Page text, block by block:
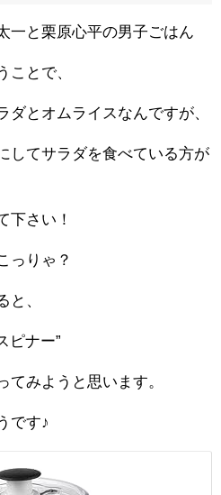
と栗原心平の男子ごはん
ことで、
とオムライスなんですが、
してサラダを食べている方が
下さい！
っりゃ？
と、
ピナー”
みようと思います。
です♪